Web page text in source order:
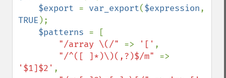
$export = var_export($expression
TRUE );
$patterns = [
"/array \(/" => '[' ,
"/^([ ]*)\)(,?)$/m"
'$1]$2' ,